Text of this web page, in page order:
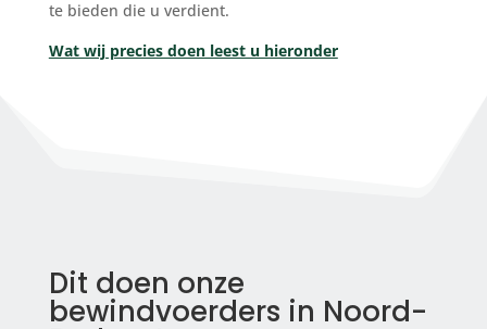
te bieden die u verdient.
Wat wij precies doen leest u hieronder
Dit doen onze
bewindvoerders in Noord-